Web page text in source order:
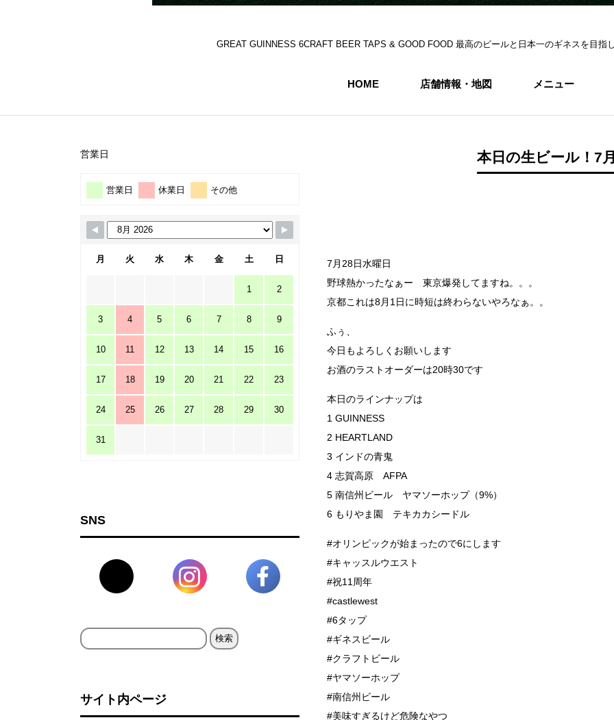
GREAT GUINNESS 6CRAFT BEER TAPS & GOOD FOOD 最高のビールと日本一のギネスを目指
HOME 店舗情報・地図 メニュー
本日の生ビール！7
7月28日水曜日
野球熱かったなぁー 東京爆発してますね。。。
京都これは8月1日に時短は終わらないやろなぁ。。
ふぅ、
今日もよろしくお願いします
お酒のラストオーダーは20時30です
本日のラインナップは
1 GUINNESS
2 HEARTLAND
3 インドの青鬼
4 志賀高原 AFPA
5 南信州ビール ヤマソーホップ（9%）
6 もりやま園 テキカカシードル
#オリンピックが始まったので6にします
#キャッスルウエスト
#祝11周年
#castlewest
#6タップ
#ギネスビール
#クラフトビール
#ヤマソーホップ
#南信州ビール
#美味すぎるけど危険なやつ
営業日
営業日 休業日 その他
月 火 水 木 金 土 日
1 2
3 4 5 6 7 8 9
10 11 12 13 14 15 16
17 18 19 20 21 22 23
24 25 26 27 28 29 30
31
SNS
検
サイト内ページ